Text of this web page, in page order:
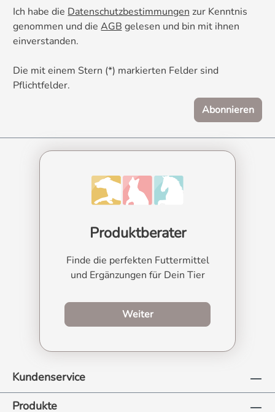
Ich habe die Datenschutzbestimmungen zur Kenntnis
genommen und die AGB gelesen und bin mit ihnen
einverstanden.
Die mit einem Stern (*) markierten Felder sind
Pflichtfelder.
Abonnieren
Produktberater
Finde die perfekten Futtermittel
und Ergänzungen für Dein Tier
Weiterzum Produktberater
Kundenservice
Produkte